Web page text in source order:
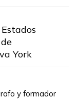
York
y formador